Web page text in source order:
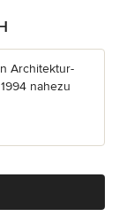
Architektur-
nahezu